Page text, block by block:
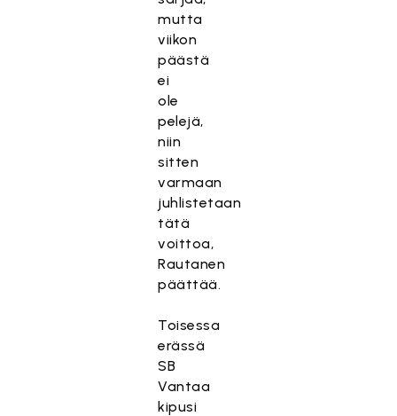
mutta
viikon
päästä
ei
ole
pelejä,
niin
sitten
varmaan
juhlistetaan
tätä
voittoa,
Rautanen
päättää.
Toisessa
erässä
SB
Vantaa
kipusi